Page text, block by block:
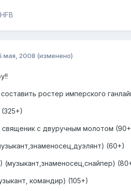
мая, 2008 (изменено)
ростер имперского
с двуручным молотом
(60+)
(музыкант,знаменосец,снайпер)
командир) (105+)